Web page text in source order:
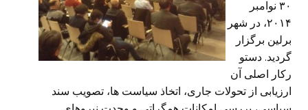
۳۰ نوامبر
۲۰۱۴، در شهر
برلین برگزار
گردید. دستو
رکار اصلی آن
ارزیابی از تحولات جاری، اتخاذ سیاست ها، تصویب سند